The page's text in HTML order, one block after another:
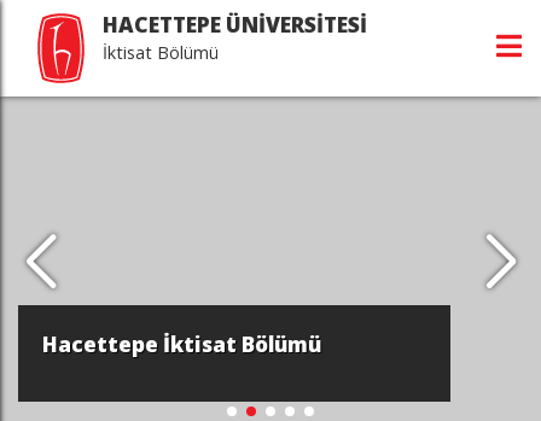
HACETTEPE ÜNİVERSİTESİ
İktisat Bölümü
Hacettepe İktisat Bölümü